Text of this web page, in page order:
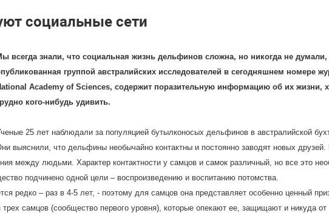
социальные сети
всегда знали, что социальная жизнь дельфинов сложна, но никогда не думали,
группой австралийских исследователей в сегодняшнем номере
Academy of Sciences, содержит поразительную информацию об их жизни,
кого-нибудь удивить.
25 лет наблюдали за популяцией бутылконосых дельфинов в австралийской
выяснили, что дельфины необычайно контактны и постоянно заводят новых
между людьми. Характер контактности у самцов и самок различный, но все это
подчинено одной цели – воспроизведению и воспитанию потомства.
редко – раз в 4-5 лет, - поэтому для самцов она представляет особенно ценный
трех самцов (сообщество первого уровня), которые опекают ее, защищают и никуда